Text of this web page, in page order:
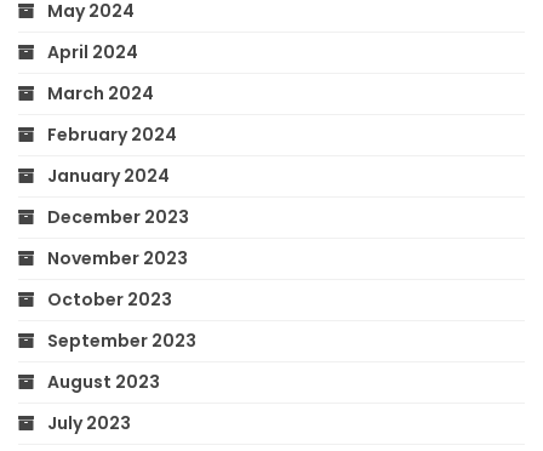
May 2024
April 2024
March 2024
February 2024
January 2024
December 2023
November 2023
October 2023
September 2023
August 2023
July 2023